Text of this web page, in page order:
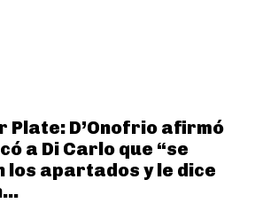
Plate: D’Onofrio afirmó
a Di Carlo que “se
los apartados y le dice